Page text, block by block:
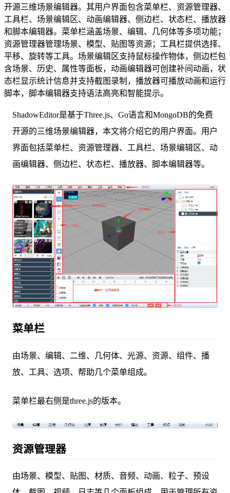
开源三维场景编辑器。其用户界面包含菜单栏、资源管理器、
工具栏、场景编辑区、动画编辑器、侧边栏、状态栏、播放器
和脚本编辑器。菜单栏涵盖场景、编辑、几何体等多项功能；
资源管理器管理场景、模型、贴图等资源；工具栏提供选择、
平移、旋转等工具。场景编辑区支持鼠标操作物体，侧边栏包
含场景、历史、属性等面板，动画编辑器可创建补间动画，状
态栏显示统计信息并支持截图录制，播放器可播放动画和运行
脚本，脚本编辑器支持语法高亮和智能提示。
ShadowEditor是基于Three.js、Go语言和MongoDB的免费
开源的三维场景编辑器，本文将介绍它的用户界面。用户
界面包括菜单栏、资源管理器、工具栏、场景编辑区、动
画编辑器、侧边栏、状态栏、播放器、脚本编辑器等。
菜单栏
由场景、编辑、二维、几何体、光源、资源、组件、播
放、工具、选项、帮助几个菜单组成。
菜单栏最右侧是three.js的版本。
资源管理器
由场景、模型、贴图、材质、音频、动画、粒子、预设